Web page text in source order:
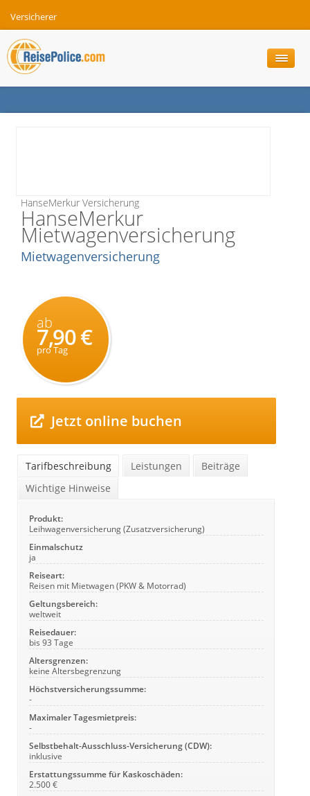
Versicherer
HanseMerkur Versicherung
HanseMerkur
Mietwagenversicherung
Mietwagenversicherung
ab
7,90 €
pro Tag
Jetzt online buchen
Tarifbeschreibung Leistungen
Beiträge
Wichtige Hinweise
Produkt:
Leihwagenversicherung (Zusatzversicherung)
Einmalschutz
ja
Reiseart:
Reisen mit Mietwagen (PKW & Motorrad)
Geltungsbereich:
weltweit
Reisedauer:
bis 93 Tage
Altersgrenzen:
keine Altersbegrenzung
Höchstversicherungssumme:
-
Maximaler Tagesmietpreis:
-
Selbstbehalt-Ausschluss-Versicherung (CDW):
inklusive
Erstattungssumme für Kaskoschäden:
2.500 €